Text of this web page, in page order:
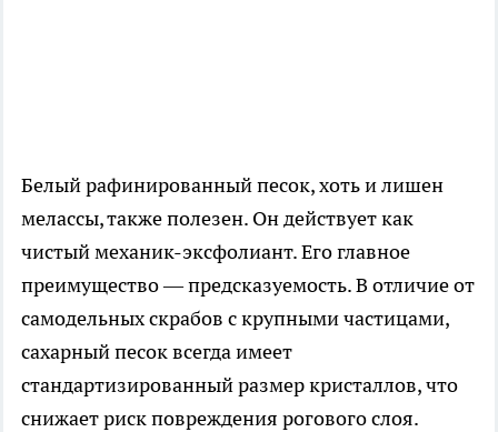
Белый рафинированный песок, хоть и лишен
мелассы, также полезен. Он действует как
чистый механик-эксфолиант. Его главное
преимущество — предсказуемость. В отличие от
самодельных скрабов с крупными частицами,
сахарный песок всегда имеет
стандартизированный размер кристаллов, что
снижает риск повреждения рогового слоя.